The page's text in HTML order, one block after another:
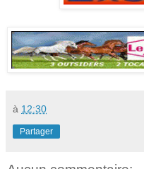
à 12:30
Partager